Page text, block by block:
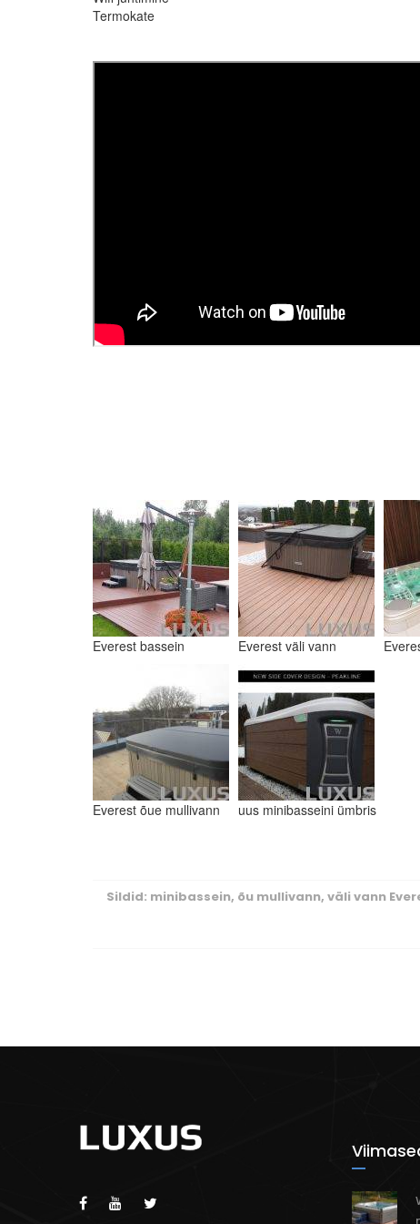
Termokate
Everest bassein Everest väli vann
Everest õue mullivann uus minibasseini ümbris
Sildid: minibassein, õu mullivann, väli vann